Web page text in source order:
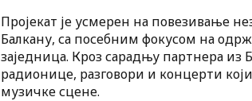
Пројекат је усмерен на повезивање
Балкану, са посебним фокусом на
заједница. Кроз сарадњу партнера из
радионице, разговори и концерти
музичке сцене.